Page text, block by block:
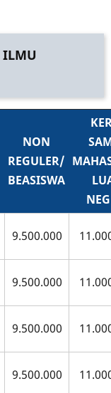
ILMU
NON
REGULER/
BEASISWA
9.500.000
9.500.000
9.500.000
9.500.000